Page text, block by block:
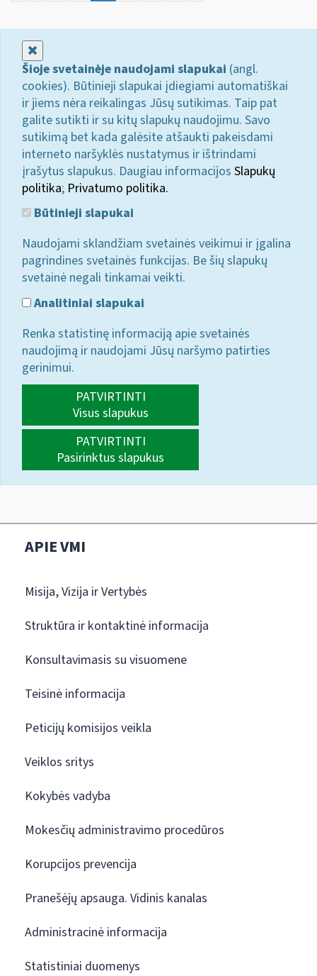
Šioje svetainėje naudojami slapukai (angl.
cookies). Būtinieji slapukai įdiegiami automatiškai
ir jiems nėra reikalingas Jūsų sutikimas. Taip pat
galite sutikti ir su kitų slapukų naudojimu. Savo
sutikimą bet kada galėsite atšaukti pakeisdami
interneto naršyklės nustatymus ir ištrindami
įrašytus slapukus. Daugiau informacijos Slapukų
politika; Privatumo politika.
Būtinieji slapukai
Naudojami sklandžiam svetainės veikimui ir įgalina
pagrindines svetainės funkcijas. Be šių slapukų
svetainė negali tinkamai veikti.
Analitiniai slapukai
Renka statistinę informaciją apie svetainės
naudojimą ir naudojami Jūsų naršymo patirties
gerinimui.
PATVIRTINTI
Visus slapukus
PATVIRTINTI
Pasirinktus slapukus
APIE VMI
Misija, Vizija ir Vertybės
Struktūra ir kontaktinė informacija
Konsultavimasis su visuomene
Teisinė informacija
Peticijų komisijos veikla
Veiklos sritys
Kokybės vadyba
Mokesčių administravimo procedūros
Korupcijos prevencija
Pranešėjų apsauga. Vidinis kanalas
Administracinė informacija
Statistiniai duomenys